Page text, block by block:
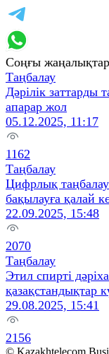
Соңғы жаңалықтар
Таңбалау
Дәрілік заттарды
апарар жол
05.12.2025, 11:17
1162
Таңбалау
Цифрлық
бақылауға қалай
22.09.2025, 15:48
2070
Таңбалау
Этил спирті
қазақстандықтар
29.08.2025, 15:41
2156